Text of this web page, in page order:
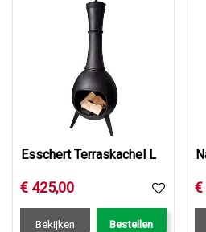
Esschert Terraskachel L
€ 425,00
Bekijken Bestellen
€